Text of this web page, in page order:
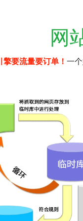
网
擎要流量要订单！ 一